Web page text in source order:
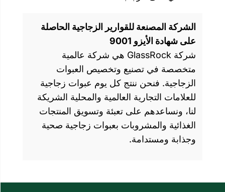
الزجاجية الحاصلة
شركة GlassRock هي شركة عالمية
وتخصيص العبوات
كل يوم عبوات زجاجية
العالمية والمحلية الشريكة
تعبئة وتسويق المنتجات
بعبوات زجاجية صحية